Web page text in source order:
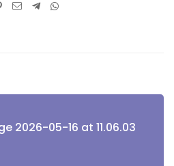
2026-05-16 at 11.06.03